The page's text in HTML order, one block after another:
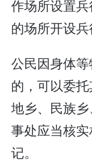
作场所设置
的场所开设兵
公民因身体
的，可以委
地乡、民族
事处应当核
记。